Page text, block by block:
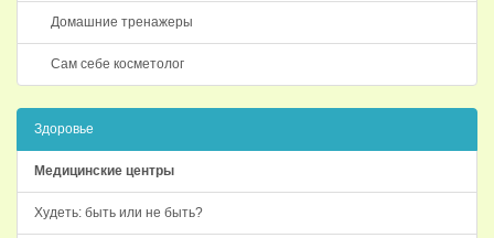
Домашние тренажеры
Сам себе косметолог
Здоровье
Медицинские центры
Худеть: быть или не быть?